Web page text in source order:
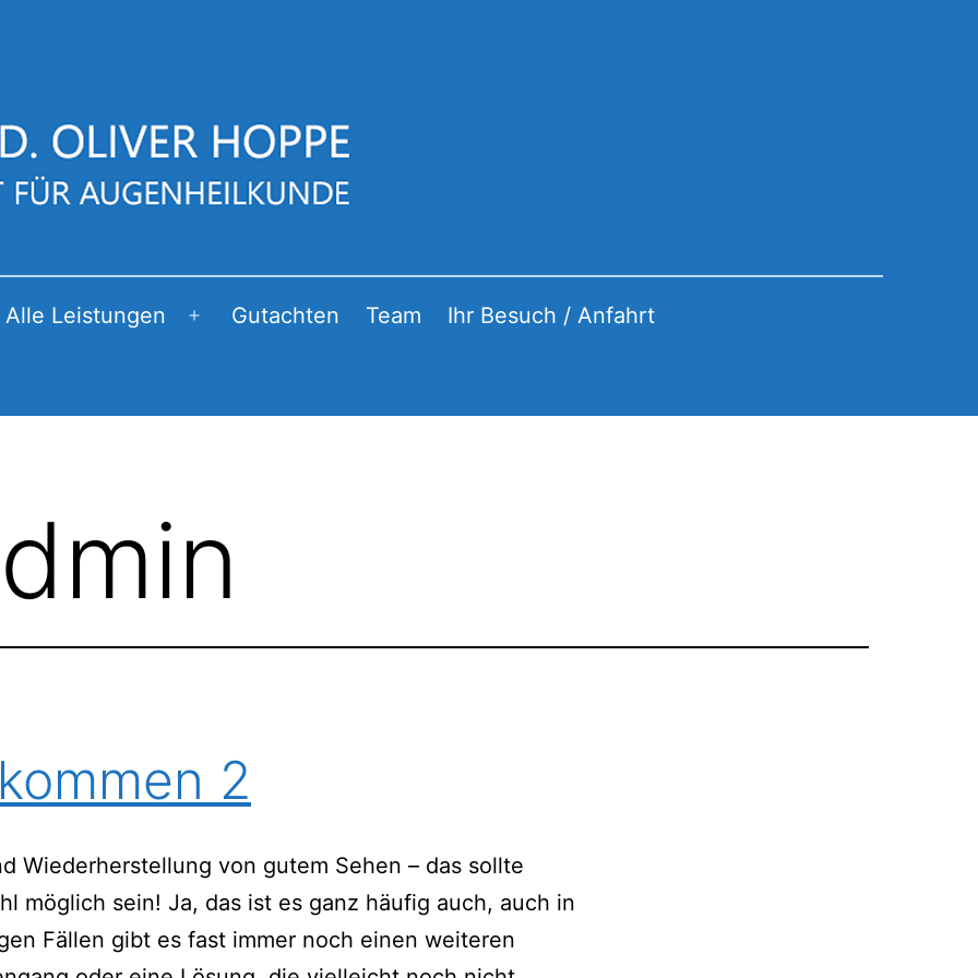
Alle Leistungen
Menü
Gutachten Team Ihr Besuch / Anfahrt
2
Wiederherstellung von gutem Sehen – das sollte
möglich sein! Ja, das ist es ganz häufig auch, auch in
Fällen gibt es fast immer noch einen weiteren